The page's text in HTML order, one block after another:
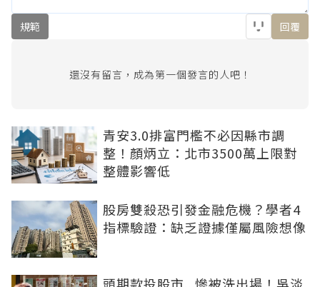
規範 回覆
還沒有留言，成為第一個發言的人吧！
青安3.0排富門檻不必因縣市調
整！顏炳立：北市3500萬上限對
整體影響低
股房雙殺恐引發金融危機？學者4
指標驗證：缺乏證據僅屬風險想像